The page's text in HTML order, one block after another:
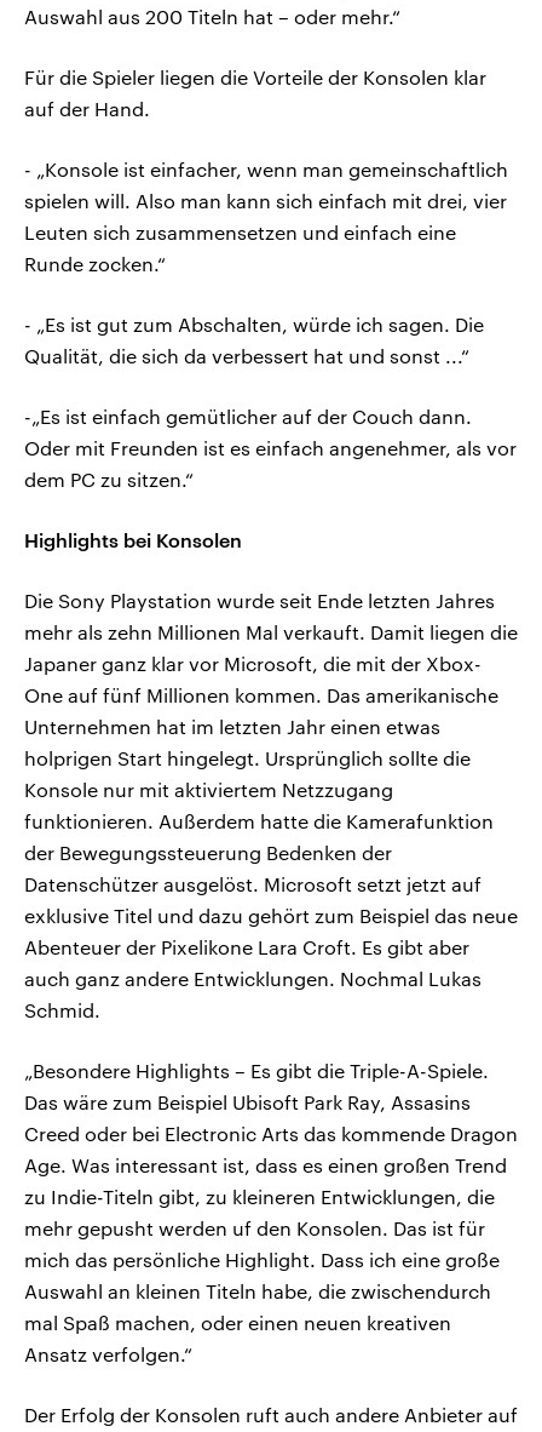
Auswahl aus 200 Titeln hat – oder mehr.“
Für die Spieler liegen die Vorteile der Konsolen klar
auf der Hand.
- „Konsole ist einfacher, wenn man gemeinschaftlich
spielen will. Also man kann sich einfach mit drei, vier
Leuten sich zusammensetzen und einfach eine
Runde zocken.“
- „Es ist gut zum Abschalten, würde ich sagen. Die
Qualität, die sich da verbessert hat und sonst ...“
-„Es ist einfach gemütlicher auf der Couch dann.
Oder mit Freunden ist es einfach angenehmer, als vor
dem PC zu sitzen.“
Highlights bei Konsolen
Die Sony Playstation wurde seit Ende letzten Jahres
mehr als zehn Millionen Mal verkauft. Damit liegen die
Japaner ganz klar vor Microsoft, die mit der Xbox-
One auf fünf Millionen kommen. Das amerikanische
Unternehmen hat im letzten Jahr einen etwas
holprigen Start hingelegt. Ursprünglich sollte die
Konsole nur mit aktiviertem Netzzugang
funktionieren. Außerdem hatte die Kamerafunktion
der Bewegungssteuerung Bedenken der
Datenschützer ausgelöst. Microsoft setzt jetzt auf
exklusive Titel und dazu gehört zum Beispiel das neue
Abenteuer der Pixelikone Lara Croft. Es gibt aber
auch ganz andere Entwicklungen. Nochmal Lukas
Schmid.
„Besondere Highlights – Es gibt die Triple-A-Spiele.
Das wäre zum Beispiel Ubisoft Park Ray, Assasins
Creed oder bei Electronic Arts das kommende Dragon
Age. Was interessant ist, dass es einen großen Trend
zu Indie-Titeln gibt, zu kleineren Entwicklungen, die
mehr gepusht werden uf den Konsolen. Das ist für
mich das persönliche Highlight. Dass ich eine große
Auswahl an kleinen Titeln habe, die zwischendurch
mal Spaß machen, oder einen neuen kreativen
Ansatz verfolgen.“
Der Erfolg der Konsolen ruft auch andere Anbieter auf